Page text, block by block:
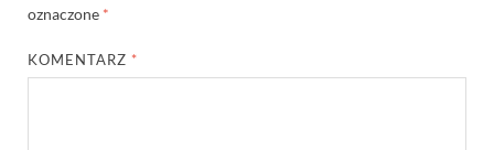
oznaczone *
KOMENTARZ *